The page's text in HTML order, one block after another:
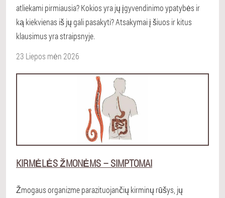
atliekami pirmiausia? Kokios yra jų įgyvendinimo ypatybės ir
ką kiekvienas iš jų gali pasakyti? Atsakymai į šiuos ir kitus
klausimus yra straipsnyje.
23 Liepos mėn 2026
KIRMĖLĖS ŽMONĖMS – SIMPTOMAI
Žmogaus organizme parazituojančių kirminų rūšys, jų